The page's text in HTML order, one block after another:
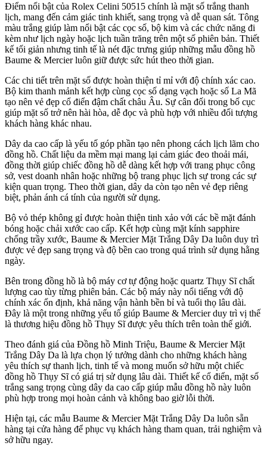
Điểm nổi bật của Rolex Celini 50515 chính là mặt số trắng thanh
lịch, mang đến cảm giác tinh khiết, sang trọng và dễ quan sát. Tông
màu trắng giúp làm nổi bật các cọc số, bộ kim và các chức năng đi
kèm như lịch ngày hoặc lịch tuần trăng trên một số phiên bản. Thiết
kế tối giản nhưng tinh tế là nét đặc trưng giúp những mẫu đồng hồ
Baume & Mercier luôn giữ được sức hút theo thời gian.
Các chi tiết trên mặt số được hoàn thiện tỉ mỉ với độ chính xác cao.
Bộ kim thanh mảnh kết hợp cùng cọc số dạng vạch hoặc số La Mã
tạo nên vẻ đẹp cổ điển đậm chất châu Âu. Sự cân đối trong bố cục
giúp mặt số trở nên hài hòa, dễ đọc và phù hợp với nhiều đối tượng
khách hàng khác nhau.
Dây da cao cấp là yếu tố góp phần tạo nên phong cách lịch lãm cho
đồng hồ. Chất liệu da mềm mại mang lại cảm giác đeo thoải mái,
đồng thời giúp chiếc đồng hồ dễ dàng kết hợp với trang phục công
sở, vest doanh nhân hoặc những bộ trang phục lịch sự trong các sự
kiện quan trọng. Theo thời gian, dây da còn tạo nên vẻ đẹp riêng
biệt, phản ánh cá tính của người sử dụng.
Bộ vỏ thép không gỉ được hoàn thiện tinh xảo với các bề mặt đánh
bóng hoặc chải xước cao cấp. Kết hợp cùng mặt kính sapphire
chống trầy xước, Baume & Mercier Mặt Trắng Dây Da luôn duy trì
được vẻ đẹp sang trọng và độ bền cao trong quá trình sử dụng hằng
ngày.
Bên trong đồng hồ là bộ máy cơ tự động hoặc quartz Thụy Sĩ chất
lượng cao tùy từng phiên bản. Các bộ máy này nổi tiếng với độ
chính xác ổn định, khả năng vận hành bền bỉ và tuổi thọ lâu dài.
Đây là một trong những yếu tố giúp Baume & Mercier duy trì vị thế
là thương hiệu đồng hồ Thụy Sĩ được yêu thích trên toàn thế giới.
Theo đánh giá của Đồng hồ Minh Triệu, Baume & Mercier Mặt
Trắng Dây Da là lựa chọn lý tưởng dành cho những khách hàng
yêu thích sự thanh lịch, tinh tế và mong muốn sở hữu một chiếc
đồng hồ Thụy Sĩ có giá trị sử dụng lâu dài. Thiết kế cổ điển, mặt số
trắng sang trọng cùng dây da cao cấp giúp mẫu đồng hồ này luôn
phù hợp trong mọi hoàn cảnh và không bao giờ lỗi thời.
Hiện tại, các mẫu Baume & Mercier Mặt Trắng Dây Da luôn sẵn
hàng tại cửa hàng để phục vụ khách hàng tham quan, trải nghiệm và
sở hữu ngay.